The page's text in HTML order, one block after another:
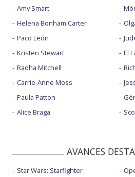
Amy Smart
Helena Bonham Carter
Paco León
Kristen Stewart
Radha Mitchell
Carrie-Anne Moss
Paula Patton
Alice Braga
El
AVANCES
Star Wars: Starfighter